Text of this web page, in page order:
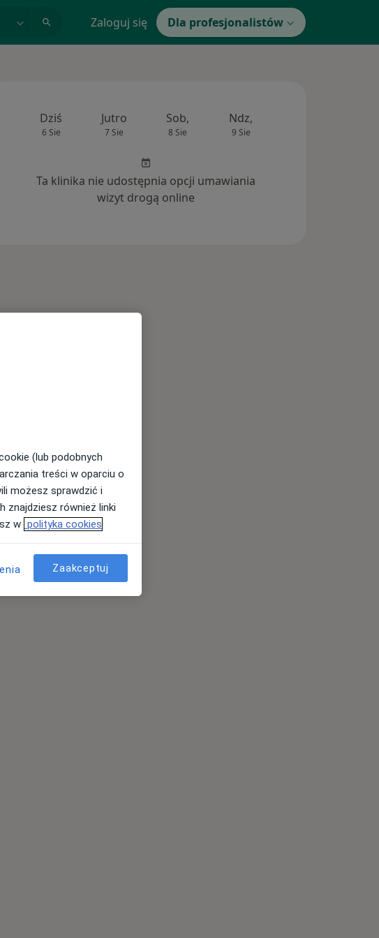
Zaloguj się Dla profesjonalistów
Dziś
6 Sie
Jutro
7 Sie
Sob,
8 Sie
Ndz,
9 Sie
Ta klinika nie udostępnia opcji umawiania
wizyt drogą online
(lub podobnych
treści w oparciu o
możesz sprawdzić i
znajdziesz również linki
w polityka cookies
Zaakceptuj